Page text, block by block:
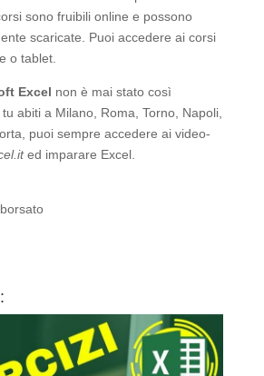
sono fruibili online e possono
scaricate. Puoi accedere ai corsi
o tablet.
Excel non è mai stato così
abiti a Milano, Roma, Torno, Napoli,
puoi sempre accedere ai video-
ed imparare Excel.